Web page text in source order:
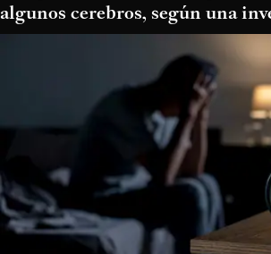
algunos cerebros, según una